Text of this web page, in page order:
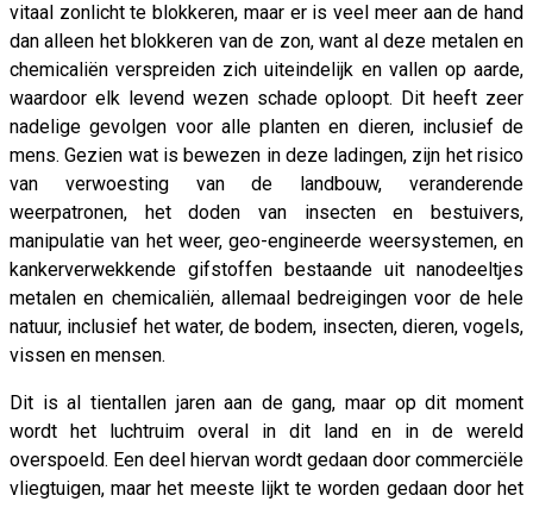
vitaal zonlicht te blokkeren, maar er is veel meer aan de hand
dan alleen het blokkeren van de zon, want al deze metalen en
chemicaliën verspreiden zich uiteindelijk en vallen op aarde,
waardoor elk levend wezen schade oploopt. Dit heeft zeer
nadelige gevolgen voor alle planten en dieren, inclusief de
mens. Gezien wat is bewezen in deze ladingen, zijn het risico
van verwoesting van de landbouw, veranderende
weerpatronen, het doden van insecten en bestuivers,
manipulatie van het weer, geo-engineerde weersystemen, en
kankerverwekkende gifstoffen bestaande uit nanodeeltjes
metalen en chemicaliën, allemaal bedreigingen voor de hele
natuur, inclusief het water, de bodem, insecten, dieren, vogels,
vissen en mensen.
Dit is al tientallen jaren aan de gang, maar op dit moment
wordt het luchtruim overal in dit land en in de wereld
overspoeld. Een deel hiervan wordt gedaan door commerciële
vliegtuigen, maar het meeste lijkt te worden gedaan door het